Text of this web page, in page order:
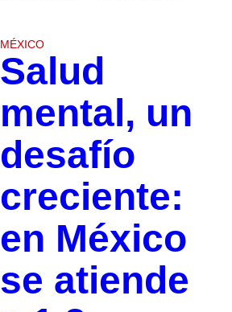
MÉXICO
Salud
mental, un
desafío
creciente:
en México
se atiende